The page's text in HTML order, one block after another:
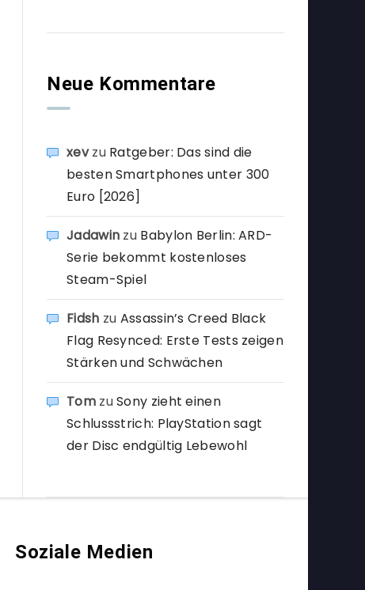
Neue Kommentare
xevzu Ratgeber: Das sind die
besten Smartphones unter 300
Euro [2026]
Jadawin zu Babylon Berlin: ARD-
Serie bekommt kostenloses
Steam-Spiel
Fidsh zu Assassin’s Creed Black
Flag Resynced: Erste Tests zeigen
Stärken und Schwächen
TomzuSony zieht einen
Schlussstrich: PlayStation sagt
der Disc endgültig Lebewohl
Soziale Medien